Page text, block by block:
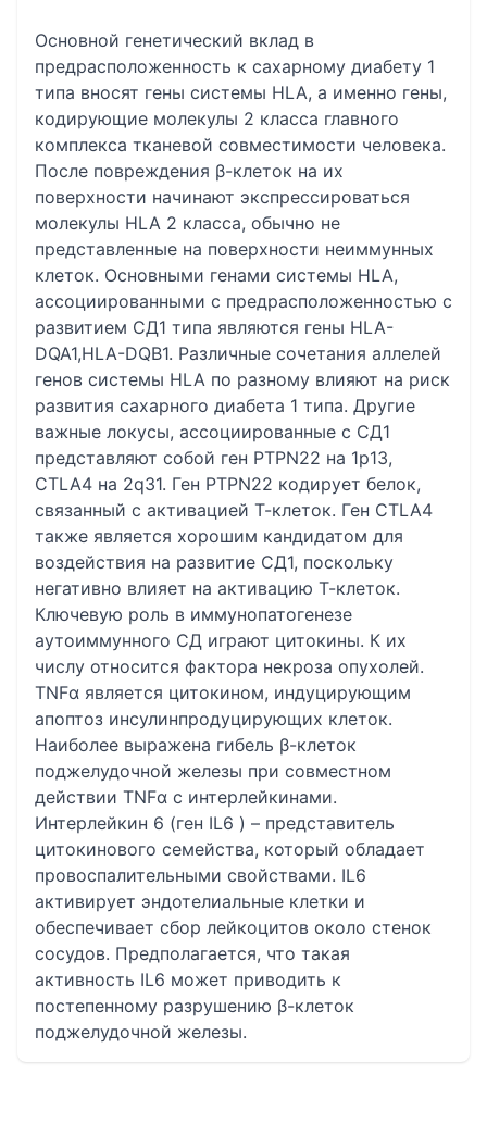
Основной генетический вклад в
предрасположенность к сахарному диабету 1
типа вносят гены системы HLA, а именно гены,
кодирующие молекулы 2 класса главного
комплекса тканевой совместимости человека.
После повреждения β-клеток на их
поверхности начинают экспрессироваться
молекулы HLA 2 класса, обычно не
представленные на поверхности неиммунных
клеток. Основными генами системы HLA,
ассоциированными с предрасположенностью с
развитием СД1 типа являются гены HLA-
DQA1,HLA-DQB1. Различные сочетания аллелей
генов системы HLA по разному влияют на риск
развития сахарного диабета 1 типа. Другие
важные локусы, ассоциированные с СД1
представляют собой ген PTPN22 на 1p13,
CTLA4 на 2q31. Ген PTPN22 кодирует белок,
связанный с активацией Т-клеток. Ген CTLA4
также является хорошим кандидатом для
воздействия на развитие СД1, поскольку
негативно влияет на активацию Т-клеток.
Ключевую роль в иммунопатогенезе
аутоиммунного СД играют цитокины. К их
числу относится фактора некроза опухолей.
TNFα является цитокином, индуцирующим
апоптоз инсулинпродуцирующих клеток.
Наиболее выражена гибель β-клеток
поджелудочной железы при совместном
действии TNFα с интерлейкинами.
Интерлейкин 6 (ген IL6 ) – представитель
цитокинового семейства, который обладает
провоспалительными свойствами. IL6
активирует эндотелиальные клетки и
обеспечивает сбор лейкоцитов около стенок
сосудов. Предполагается, что такая
активность IL6 может приводить к
постепенному разрушению β-клеток
поджелудочной железы.